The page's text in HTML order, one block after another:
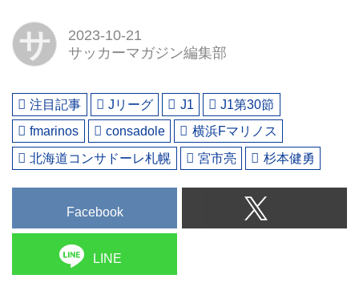
サ
2023-10-21
サッカーマガジン編集部
注目記事 Jリーグ J1
J1第30節
fmarinos
consadole
横浜Fマリノス
北海道コンサドーレ札幌
宮市亮 杉本健勇
Facebook
LINE